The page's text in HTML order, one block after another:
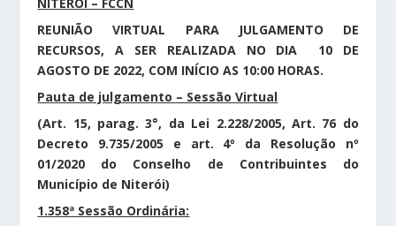
REUNIÃO VIRTUAL PARA JULGAMENTO DE
RECURSOS, A SER REALIZADA NO DIA 10 DE
AGOSTO DE 2022, COM INÍCIO AS 10:00 HORAS.
Pauta de julgamento – Sessão Virtual
(Art. 15, parag. 3°, da Lei 2.228/2005, Art. 76 do
Decreto 9.735/2005 e art. 4º da Resolução nº
01/2020 do Conselho de Contribuintes do
Município de Niterói)
1.358ª Sessão Ordinária: